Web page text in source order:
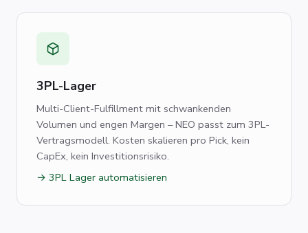
3PL-Lager
Multi-Client-Fulfillment mit schwankenden
Volumen und engen Margen – NEO passt zum 3PL-
Vertragsmodell. Kosten skalieren pro Pick, kein
CapEx, kein Investitionsrisiko.
→ 3PL Lager automatisieren